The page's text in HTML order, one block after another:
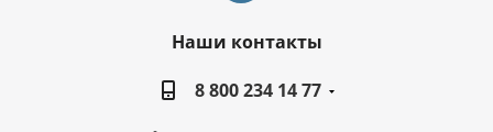
Наши контакты
8 800 234 14 77